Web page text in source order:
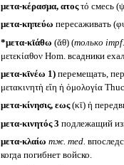
μετα-κέρασμα, ατοςτό смесь
μετα-κηπεύω пересаживать
*μετα-κῑάθω (ᾰθ) (только impf.
μετεκίαθον Hom. всадники
μετα-κῑνέω 1)перемещать,
μετακινητὴ εἴη ἡ ὁμολογία
μετα-κίνησις, εως(κῑ) ἡ
μετα-κινητός 3 подлежащий
μετα-κλαίω тж. med.
когда погибнет войско.